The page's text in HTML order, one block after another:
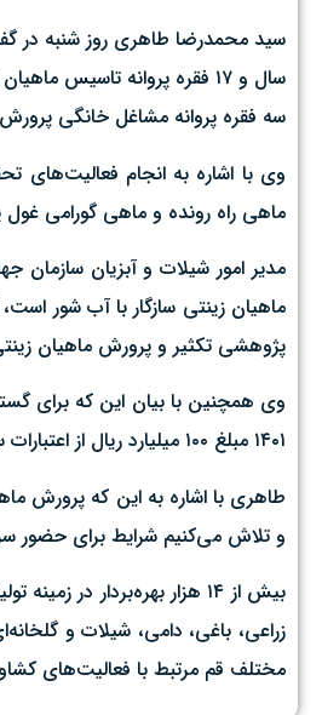
سه فقره پروانه مشاغل خانگی
ماهی راه رونده و ماهی گورامی غول
مدیر امور شیلات و آبزیان سازمان
ماهیان زینتی سازگار با آب شور
پژوهشی تکثیر و پرورش ماهیان زینتی استان از سال
وی همچنین با بیان این که برای
۱۴۰۱ مبلغ ۱۰۰ میلیارد ریال از اعتبارات سفر رئیس جمهور برای ایجاد زیر ساخت شهرک ماهیان زینتی اختصاص یافت.
طاهری با اشاره به این که پرورش
و تلاش می‌کنیم شرایط برای حضور
مختلف قم مرتبط با فعالیت‌های